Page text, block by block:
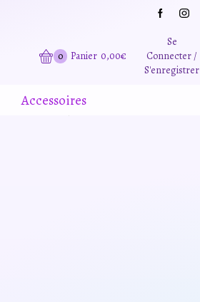
0 Panier 0,00€
Se
Connecter /
S'enregistrer
Accessoires